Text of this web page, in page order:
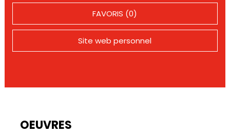
FAVORIS (0)
Site web personnel
OEUVRES